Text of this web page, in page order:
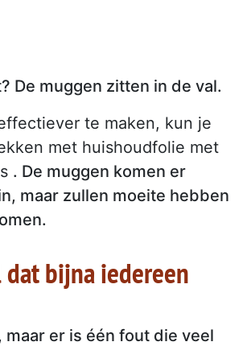
De muggen zitten in de val.
te maken, kun je
met huishoudfolie met
. De muggen komen er
maar zullen moeite hebben
bijna iedereen
maar er is één fout die veel